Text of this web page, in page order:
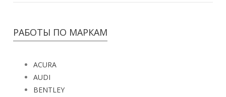
РАБОТЫ ПО МАРКАМ
ACURA
AUDI
BENTLEY